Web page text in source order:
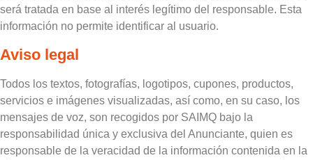
será tratada en base al interés legítimo del responsable. Esta
información no permite identificar al usuario.
Aviso legal
Todos los textos, fotografías, logotipos, cupones, productos,
servicios e imágenes visualizadas, así como, en su caso, los
mensajes de voz, son recogidos por SAIMQ bajo la
responsabilidad única y exclusiva del Anunciante, quien es
responsable de la veracidad de la información contenida en la